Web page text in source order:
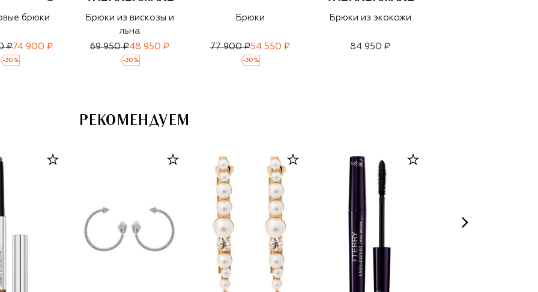
брюки
₽74 900 ₽
-30 %
Брюки из вискозы и
льна
69 950 ₽48 950 ₽
-30 %
Брюки
77 900 ₽54 550 ₽
-30 %
Брюки из экокожи
84 950 ₽
РЕКОМЕНДУЕМ